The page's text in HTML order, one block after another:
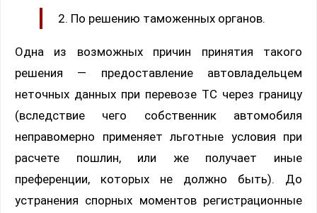
По решению таможенных органов.
Одна из возможных причин принятия такого
решения — предоставление автовладельцем
неточных данных при перевозе ТС через границу
(вследствие чего собственник автомобиля
неправомерно применяет льготные условия при
расчете пошлин, или же получает иные
преференции, которых не должно быть). До
устранения спорных моментов регистрационные